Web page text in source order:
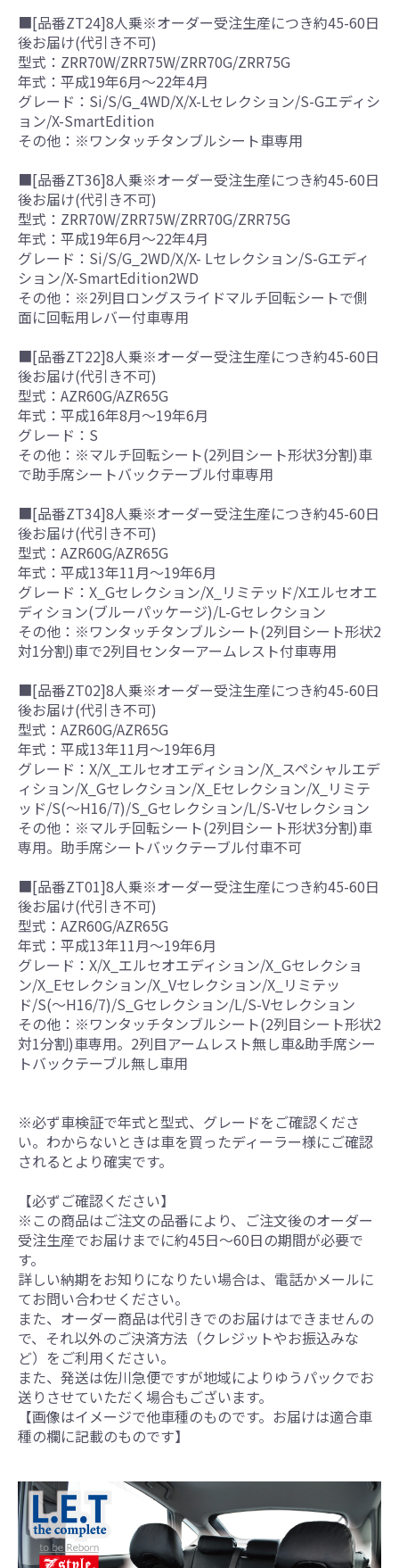
■[品番ZT24]8人乗※オーダー受注生産につき約45-60日
後お届け(代引き不可)
型式：ZRR70W/ZRR75W/ZRR70G/ZRR75G
年式：平成19年6月～22年4月
グレード：Si/S/G_4WD/X/X-Lセレクション/S-Gエディシ
ョン/X-SmartEdition
その他：※ワンタッチタンブルシート車専用
■[品番ZT36]8人乗※オーダー受注生産につき約45-60日
後お届け(代引き不可)
型式：ZRR70W/ZRR75W/ZRR70G/ZRR75G
年式：平成19年6月～22年4月
グレード：Si/S/G_2WD/X/X- Lセレクション/S-Gエディ
ション/X-SmartEdition2WD
その他：※2列目ロングスライドマルチ回転シートで側
面に回転用レバー付車専用
■[品番ZT22]8人乗※オーダー受注生産につき約45-60日
後お届け(代引き不可)
型式：AZR60G/AZR65G
年式：平成16年8月～19年6月
グレード：S
その他：※マルチ回転シート(2列目シート形状3分割)車
で助手席シートバックテーブル付車専用
■[品番ZT34]8人乗※オーダー受注生産につき約45-60日
後お届け(代引き不可)
型式：AZR60G/AZR65G
年式：平成13年11月～19年6月
グレード：X_Gセレクション/X_リミテッド/Xエルセオエ
ディション(ブルーパッケージ)/L-Gセレクション
その他：※ワンタッチタンブルシート(2列目シート形状2
対1分割)車で2列目センターアームレスト付車専用
■[品番ZT02]8人乗※オーダー受注生産につき約45-60日
後お届け(代引き不可)
型式：AZR60G/AZR65G
年式：平成13年11月～19年6月
グレード：X/X_エルセオエディション/X_スペシャルエデ
ィション/X_Gセレクション/X_Eセレクション/X_リミテ
ッド/S(～H16/7)/S_Gセレクション/L/S-Vセレクション
その他：※マルチ回転シート(2列目シート形状3分割)車
専用。助手席シートバックテーブル付車不可
■[品番ZT01]8人乗※オーダー受注生産につき約45-60日
後お届け(代引き不可)
型式：AZR60G/AZR65G
年式：平成13年11月～19年6月
グレード：X/X_エルセオエディション/X_Gセレクショ
ン/X_Eセレクション/X_Vセレクション/X_リミテッ
ド/S(～H16/7)/S_Gセレクション/L/S-Vセレクション
その他：※ワンタッチタンブルシート(2列目シート形状2
対1分割)車専用。2列目アームレスト無し車&助手席シー
トバックテーブル無し車用
※必ず車検証で年式と型式、グレードをご確認くださ
い。わからないときは車を買ったディーラー様にご確認
されるとより確実です。
【必ずご確認ください】
※この商品はご注文の品番により、ご注文後のオーダー
受注生産でお届けまでに約45日～60日の期間が必要で
す。
詳しい納期をお知りになりたい場合は、電話かメールに
てお問い合わせください。
また、オーダー商品は代引きでのお届けはできませんの
で、それ以外のご決済方法（クレジットやお振込みな
ど）をご利用ください。
また、発送は佐川急便ですが地域によりゆうパックでお
送りさせていただく場合もございます。
【画像はイメージで他車種のものです。お届けは適合車
種の欄に記載のものです】